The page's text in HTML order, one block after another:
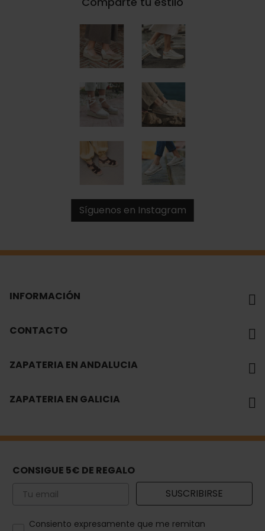
Síguenos en Instagram
INFORMACIÓN
CONTACTO
ZAPATERIA EN ANDALUCIA
ZAPATERIA EN GALICIA
CONSIGUE 5€ DE REGALO
Email SUSCRIBIRSE
How would you like to hear from us?
Consiento expresamente que me remitan